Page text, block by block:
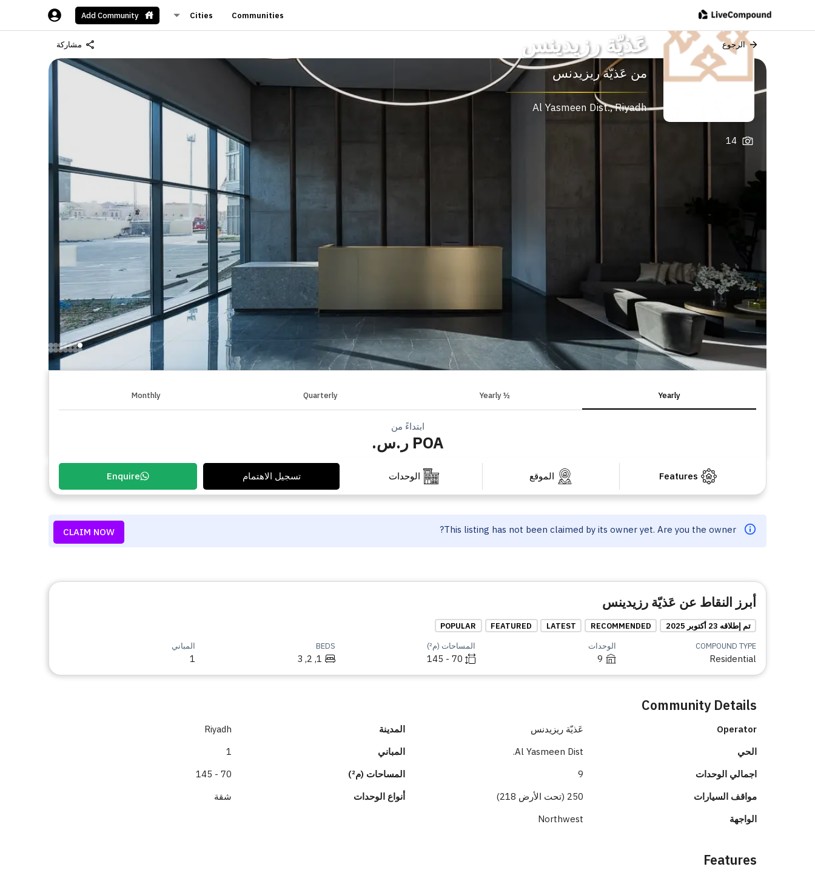
Communities
Cities
Add Community
الرجوع مشاركة عَذيّة رزيدينس
من عَذيّة ريزيدنس
Al Yasmeen Dist.,Riyadh
14
Yearly
½ Yearly
Quarterly
Monthly
ابتداءً من
POA ر.س.
Features الموقع الوحدات تسجيل الاهتمام Enquire
This listing has not been claimed by its owner yet. Are you the owner?
CLAIM NOW
أبرز النقاط عن عَذيّة رزيدينس
تم إطلاقه 23 أكتوبر 2025 RECOMMENDED
LATEST
FEATURED
POPULAR
COMPOUND TYPE
Residential
الوحدات
9
المساحات (م²)
70 - 145
BEDS
1, 2, 3
المباني
1
Community Details
Operator عَذيّة ريزيدنس المدينة
Riyadh
الحي
Al Yasmeen Dist. المباني
1
اجمالي الوحدات
9 المساحات (م²)
70 - 145
مواقف السيارات
250 (تحت الأرض 218) أنواع الوحدات
شقة
الواجهة
Northwest
Features